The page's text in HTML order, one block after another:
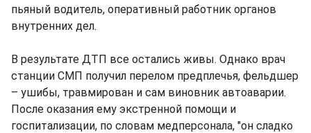
пьяный водитель, оперативный работник органов
внутренних дел.
В результате ДТП все остались живы. Однако врач
станции СМП получил перелом предплечья, фельдшер
– ушибы, травмирован и сам виновник автоаварии.
После оказания ему экстренной помощи и
госпитализации, по словам медперсонала, "он сладко